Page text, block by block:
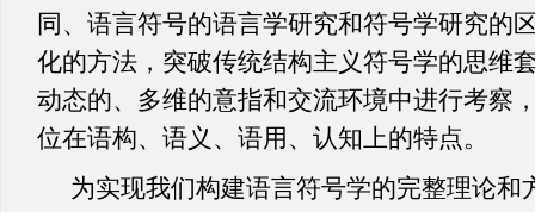
同、语言符号的语言学研究和符号学研究的
化的方法，突破传统结构主义符号学的思维
动态的、多维的意指和交流环境中进行考察
位在语构、语义、语用、认知上的特点。
为实现我们构建语言符号学的完整理论和